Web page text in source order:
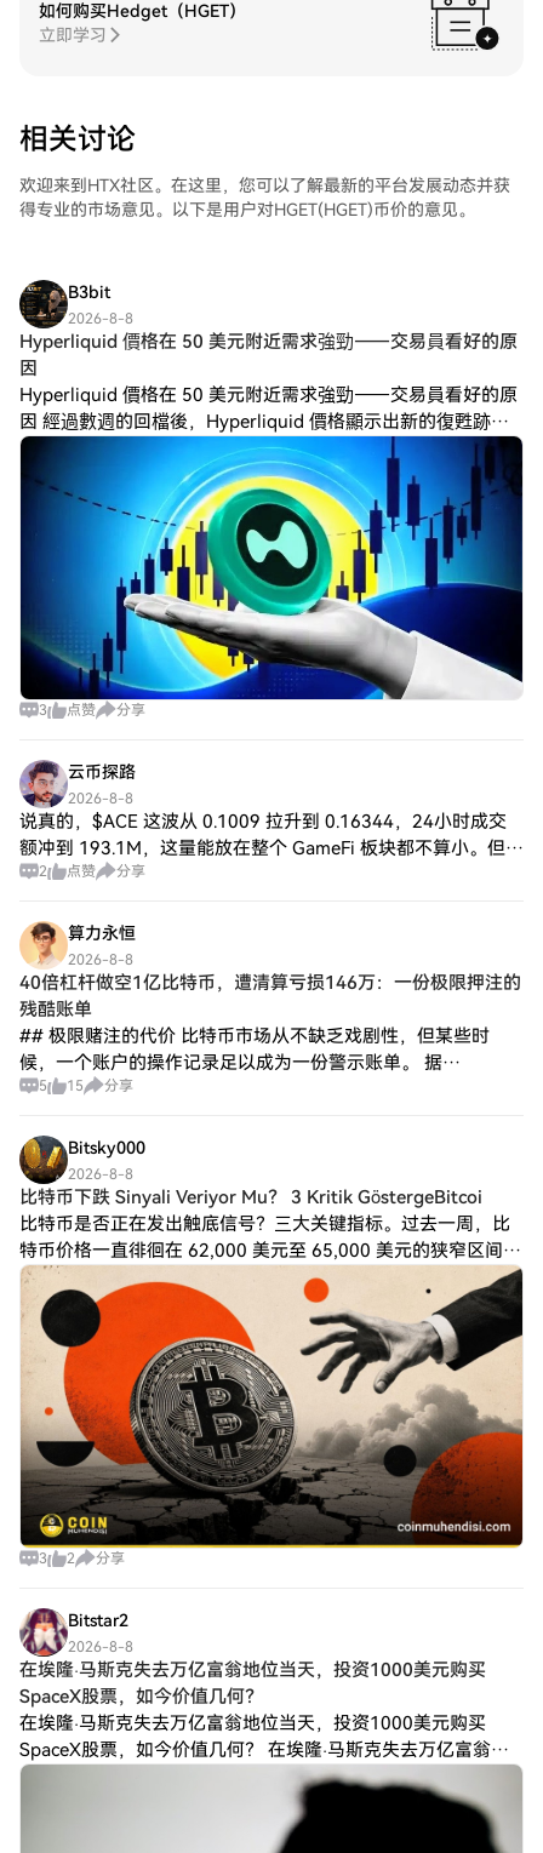
如何购买Hedget（HGET）
立即学习
相关讨论
欢迎来到HTX社区。在这里，您可以了解最新的平台发展动态并获
得专业的市场意见。以下是用户对HGET(HGET)币价的意见。
B3bit
2026-8-8
Hyperliquid 價格在 50 美元附近需求強勁——交易員看好的原
因
Hyperliquid 價格在 50 美元附近需求強勁——交易員看好的原
因 經過數週的回檔後，Hyperliquid 價格顯示出新的復甦跡
象。 HYPE 已從具有重要心理意義的 50 美元支撐位強勁反
3 点赞 分享
云币探路
2026-8-8
说真的，$ACE 这波从 0.1009 拉升到 0.16344，24小时成交
额冲到 193.1M，这量能放在整个 GameFi 板块都不算小。但我
就纳闷，旁边的 $GALA 和 $SAND 怎么就跟没
2 点赞 分享
算力永恒
2026-8-8
40倍杠杆做空1亿比特币，遭清算亏损146万：一份极限押注的
残酷账单
## 极限赌注的代价 比特币市场从不缺乏戏剧性，但某些时
候，一个账户的操作记录足以成为一份警示账单。 据
TheDataNerd链上监控，近日某巨鲸以40倍杠杆做空价值1.02
5 15 分享
Bitsky000
2026-8-8
比特币下跌 Sinyali Veriyor Mu？ 3 Kritik GöstergeBitcoi
比特币是否正在发出触底信号？三大关键指标。过去一周，比
特币价格一直徘徊在 62,000 美元至 65,000 美元的狭窄区间
内。虽然比特币链上数据显示反弹的可能性增强，但长期现货
交易量表明，卖方并未完全失去对市场的影响力。BTC
3 2 分享
Bitstar2
2026-8-8
在埃隆·马斯克失去万亿富翁地位当天，投资1000美元购买
SpaceX股票，如今价值几何？
在埃隆·马斯克失去万亿富翁地位当天，投资1000美元购买
SpaceX股票，如今价值几何？ 在埃隆·马斯克失去万亿富翁地
位当天逢低买入SpaceX（纳斯达克股票代码：SPCX）股票，